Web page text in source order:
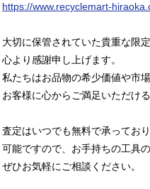
https://www.recyclemart-
大切に保管されていた貴重な限
心より感謝申し上げます。
私たちはお品物の希少価値や市
お客様に心からご満足いただけ
査定はいつでも無料で承ってお
可能ですので、お手持ちの工具
ぜひお気軽にご相談ください。